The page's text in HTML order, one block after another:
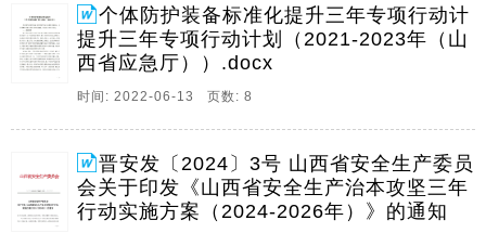
于做好2021年度煤矿雨季三防工作的通知晋应急发
2021110号各市应急管理局,地方煤矿安全监督管理局,根
据省减灾委员会办公室自然灾害风险形势会商报告,预计
2021年度极端天气气候事件可能偏多。
析及进一步强化煤矿顶板安全管理工作的通知各市应急
管理局,地方煤矿安全监督管理局,2022年,我省共发生煤
矿生产安全事故54起,死亡65。
个体防护装备标准化提升三年专项行动计
提升三年专项行动计划（2021-2023年（山
西省应急厅））.docx
时间: 2022-06-13 页数: 8
晋安发〔2024〕3号 山西省安全生产委员
会关于印发《山西省安全生产治本攻坚三年
行动实施方案（2024-2026年）》的通知